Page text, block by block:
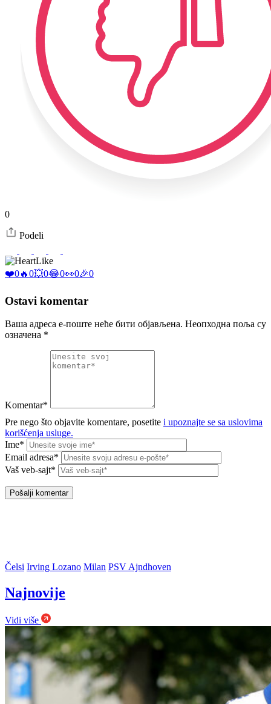
0
Podeli
Like
❤️0🔥0💥0😂0👀0🎉0
Ostavi komentar
Ваша адреса е-поште неће бити објављена. Неопходна поља су
означена *
Komentar*
Pre nego što objavite komentare, posetite i upoznajte se sa uslovima
korišćenja usluge.
Ime*
Email adresa*
Vaš veb-sajt*
Čelsi Irving Lozano Milan PSV Ajndhoven
Najnovije
Vidi više